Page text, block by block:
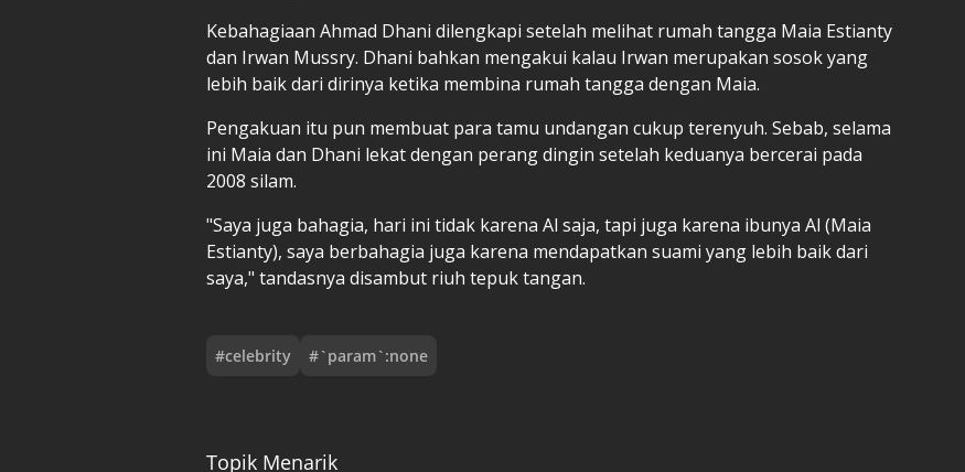
Kebahagiaan Ahmad Dhani dilengkapi setelah melihat rumah tangga Maia Estianty
dan Irwan Mussry. Dhani bahkan mengakui kalau Irwan merupakan sosok yang
lebih baik dari dirinya ketika membina rumah tangga dengan Maia.
Pengakuan itu pun membuat para tamu undangan cukup terenyuh. Sebab, selama
ini Maia dan Dhani lekat dengan perang dingin setelah keduanya bercerai pada
2008 silam.
"Saya juga bahagia, hari ini tidak karena Al saja, tapi juga karena ibunya Al (Maia
Estianty), saya berbahagia juga karena mendapatkan suami yang lebih baik dari
saya," tandasnya disambut riuh tepuk tangan.
#celebrity #`param`:none
Topik Menarik